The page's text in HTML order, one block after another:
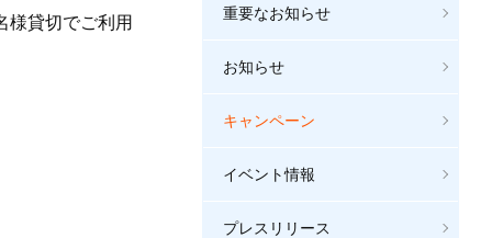
様貸切でご利用 重要なお知らせ
お知らせ
キャンペーン
イベント情報
プレスリリース